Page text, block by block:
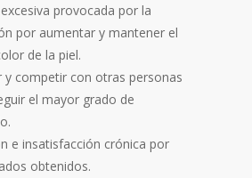
provocada por la
por aumentar y mantener el
de la piel.
y competir con otras personas
el mayor grado de
e insatisfacción crónica por
obtenidos.